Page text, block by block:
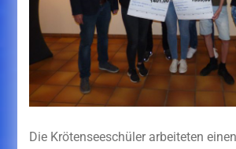
Die Krötenseeschüler arbeiteten